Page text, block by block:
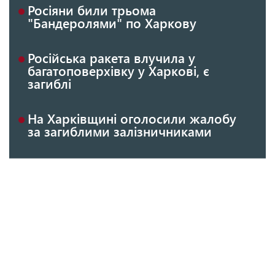
Росіяни били трьома
"Бандеролями" по Харкову
Російська ракета влучила у
багатоповерхівку у Харкові, є
загиблі
На Харківщині оголосили жалобу
за загиблими залізничниками